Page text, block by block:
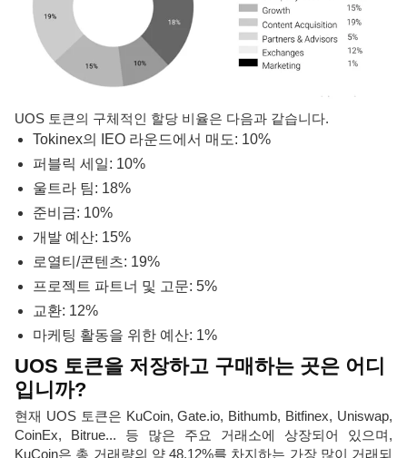
UOS 토큰의 구체적인 할당 비율은 다음과 같습니다.
Tokinex의 IEO 라운드에서 매도: 10%
퍼블릭 세일: 10%
울트라 팀: 18%
준비금: 10%
개발 예산: 15%
로열티/콘텐츠: 19%
프로젝트 파트너 및 고문: 5%
교환: 12%
마케팅 활동을 위한 예산: 1%
UOS 토큰을 저장하고 구매하는 곳은 어디
입니까?
현재 UOS 토큰은 KuCoin, Gate.io, Bithumb, Bitfinex, Uniswap,
CoinEx, Bitrue... 등 많은 주요 거래소에 상장되어 있으며,
KuCoin은 총 거래량의 약 48.12%를 차지하는 가장 많이 거래되